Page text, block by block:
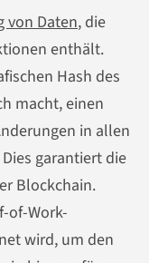
von Daten, die
enthält.
Hash des
macht, einen
in allen
garantiert die
Blockchain.
of-Work-
wird, um den